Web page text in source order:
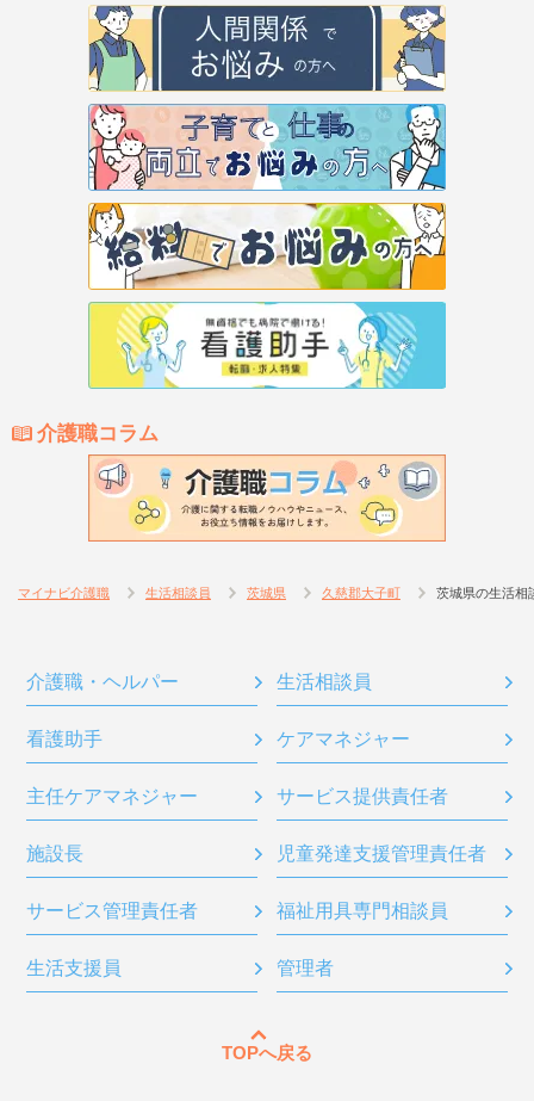
介護職コラム
マイナビ介護職 生活相談員 茨城県 久慈郡大子町 茨城県の生活相
介護職・ヘルパー 生活相談員
看護助手 ケアマネジャー
主任ケアマネジャー サービス提供責任者
施設長 児童発達支援管理責任者
サービス管理責任者 福祉用具専門相談員
生活支援員 管理者
TOPへ戻る